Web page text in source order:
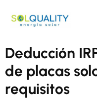
Deducción
de placas
requisitos